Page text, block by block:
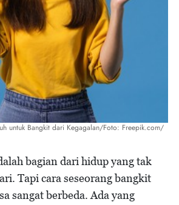
untuk Bangkit dari Kegagalan/Foto: Freepik.com/
bagian dari hidup yang tak
Tapi cara seseorang bangkit
sangat berbeda. Ada yang